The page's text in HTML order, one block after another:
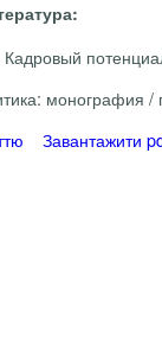
монография
Завантажити